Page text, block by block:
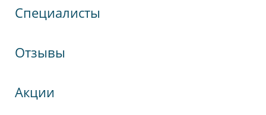
Специалисты
Отзывы
Акции